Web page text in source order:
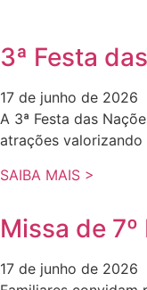
3ª Festa
17 de junho de 2026
A 3ª Festa das
atrações valorizando
SAIBA MAIS >
Missa de
17 de junho de 2026